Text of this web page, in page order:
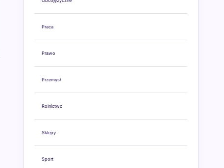
Praca
Prawo
Przemysł
Rolnictwo
Sklepy
Sport